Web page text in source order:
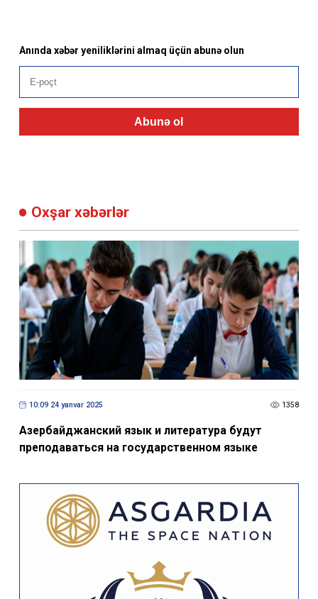
Anında xəbər yeniliklərini almaq üçün abunə olun
Abunə ol
Oxşar xəbərlər
10:09 24 yanvar 2025 1358
Азербайджанский язык и литература будут
преподаваться на государственном языке